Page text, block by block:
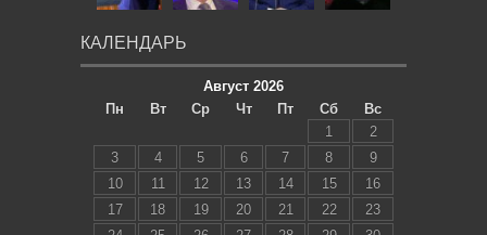
КАЛЕНДАРЬ
Август 2026
Пн
Вт Ср Чт Пт Сб
Вс
1
2
3
4 5 6 7 8
9
10
11 12 13 14 15
16
17
18 19 20 21 22
23